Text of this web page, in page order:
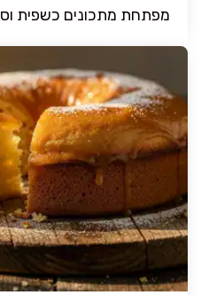
מפתחת מתכונים כשפית